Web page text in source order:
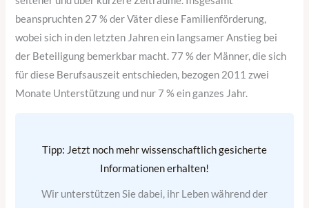
beanspruchten 27 % der Väter diese Familienförderung,
wobei sich in den letzten Jahren ein langsamer Anstieg bei
der Beteiligung bemerkbar macht. 77 % der Männer, die sich
für diese Berufsauszeit entschieden, bezogen 2011 zwei
Monate Unterstützung und nur 7 % ein ganzes Jahr.
Tipp: Jetzt noch mehr wissenschaftlich gesicherte
Informationen erhalten!
Wir unterstützen Sie dabei, ihr Leben während der